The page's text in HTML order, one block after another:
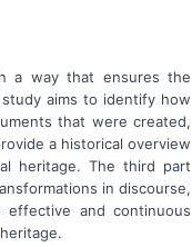
a way that ensures the
aims to identify how
that were created,
a historical overview
heritage. The third part
in discourse,
effective and continuous